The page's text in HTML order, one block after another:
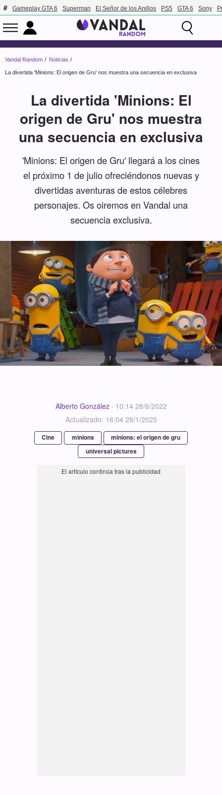
Gameplay GTA 6 Superman El Señor de los Anillos PS5 GTA 6 Sony
Vandal Random Noticias
La divertida 'Minions: El origen de Gru' nos muestra una secuencia en exclusiva
La divertida 'Minions: El
origen de Gru' nos muestra
una secuencia en exclusiva
'Minions: El origen de Gru' llegará a los cines
el próximo 1 de julio ofreciéndonos nuevas y
divertidas aventuras de estos célebres
personajes. Os oiremos en Vandal una
secuencia exclusiva.
Alberto González· 10:14 28/6/2022
Actualizado: 16:04 28/1/2025
Cine minions
minions: el origen de gru
universal pictures